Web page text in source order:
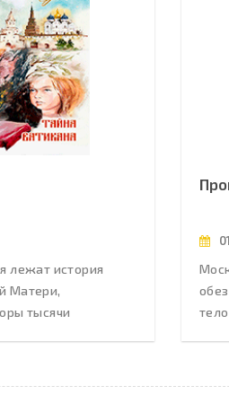
лежат история
Матери,
тысячи